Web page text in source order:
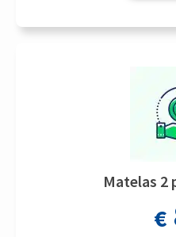
Matelas 2
€